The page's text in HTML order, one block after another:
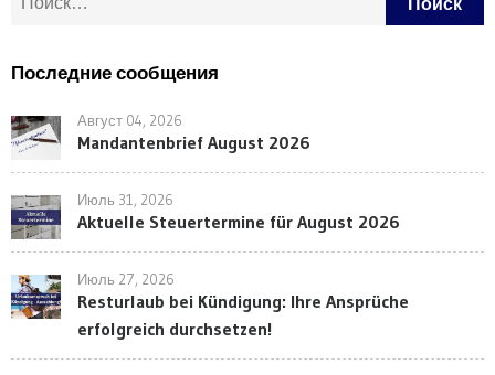
Последние сообщения
Август 04, 2026
Mandantenbrief August 2026
Июль 31, 2026
Aktuelle Steuertermine für August 2026
Июль 27, 2026
Resturlaub bei Kündigung: Ihre Ansprüche
erfolgreich durchsetzen!